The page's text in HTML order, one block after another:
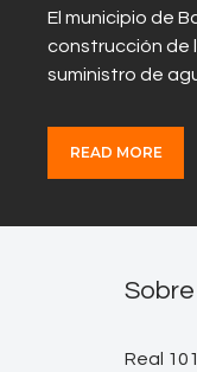
El municipio de
construcción de
suministro de
READ MORE
Sobre
Real